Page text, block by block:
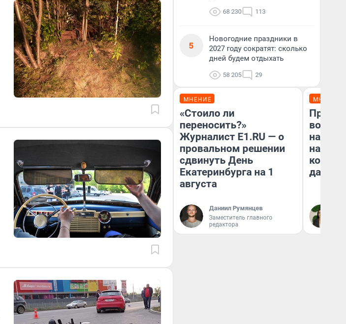
68 230 113
5
Новогодние праздники в
2027 году сократят: сколько
дней будем отдыхать
58 205 29
МНЕНИЕ
«Стоило ли
переносить?»
Журналист E1.RU — о
провальном решении
сдвинуть День
Екатеринбурга на 1
августа
Даниил Румянцев
Заместитель главного
редактора
МНЕНИЕ
нам
даже